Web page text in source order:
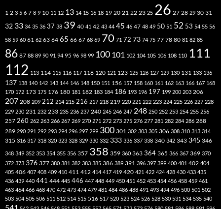
1 2 3 5 6 7 8 9 10 11 12 13 14 15 16 18 19 20 21 22 23 25 26 27 28 29 30 31
32 33 34 35 36 37 38 39 40 41 42 43 44 45 46 47 48 49 50 51 52 53 54 55 56
58 59 60 61 62 63 64 65 66 67 68 69 70 71 72 73 74 75 77 78 80 81 82 85
86 87 88 89 90 91 94 95 96 98 99 100 101 102 104 105 106 108 110 111
112 113 114 115 116 117 118 120 121 123 125 126 127 129 130 131 133 136
137 138 140 142 143 144 146 148 150 151 156 157 158 160 161 162 163 166 167 168
170 172 173 175 176 180 181 182 183 184 186 193 196 197 199 200 203 206
207 208 209 212 214 215 216 217 218 219 220 221 222 223 224 225 226 227 228
229 230 231 232 233 235 236 237 240 245 246 247 248 250 252 253 254 255 256
257 260 262 263 266 267 269 270 271 272 273 275 276 277 281 282 284 286 288
289 290 291 292 293 294 296 297 299 300 301 302 303 305 306 308 310 313 314
315 316 317 318 320 323 328 329 330 332 333 336 337 338 340 342 343 345 346
348 349 352 353 354 355 356 357 358 359 360 363 364 365 366 367 369 370
372 373 376 377 380 381 382 383 385 386 389 391 396 397 399 400 401 402 404
405 406 407 408 409 410 411 412 414 417 419 420 421 422 424 428 430 433 435
436 439 440 441 444 445 446 447 448 449 450 451 452 453 454 456 458 459 461
463 464 466 468 470 472 473 474 479 481 484 486 488 491 493 494 496 500 501 502
503 504 505 506 511 512 514 515 516 517 520 523 524 526 528 530 531 534 535 540